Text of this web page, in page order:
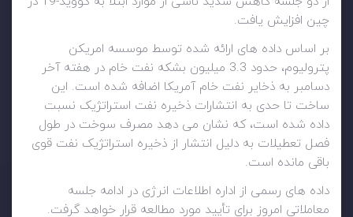
چین افزایش یافت.
بر اساس داده های ارائه شده توسط موسسه امریکن
پترولیوم، حدود 3.3 میلیون بشکه نفت خام در هفته آخر
دسامبر به ذخایر نفت خام آمریکا اضافه شده است. این
ساخت تا حدی به انتشارات ذخیره نفت استراتژیک نسبت
داده شده است، که نشان می دهد مصرف سوخت در طول
فصل تعطیلات به دلیل انتشار از ذخیره استراتژیک نفت قوی
باقی مانده است.
داده های رسمی از اداره اطلاعات انرژی در ادامه جلسه
معاملاتی امروز برای تأیید مورد مطالعه قرار خواهد گرفت.